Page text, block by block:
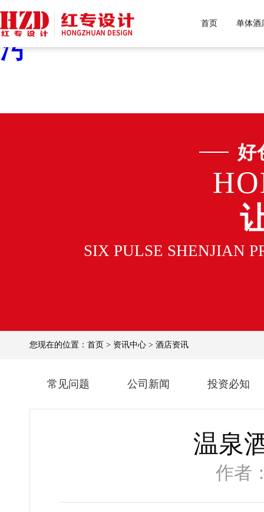
好色先生污下载,好色
污
首页 单体酒
好
SIX PULSE SHENJIAN
您现在的位置： 首页 > 资讯中心 > 酒店资讯
常见问题 公司新闻 投资必知
温泉
作者